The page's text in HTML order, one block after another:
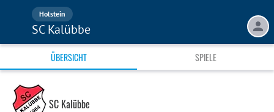
Holstein
SC Kalübbe
ÜBERSICHT SPIELE
SC Kalübbe